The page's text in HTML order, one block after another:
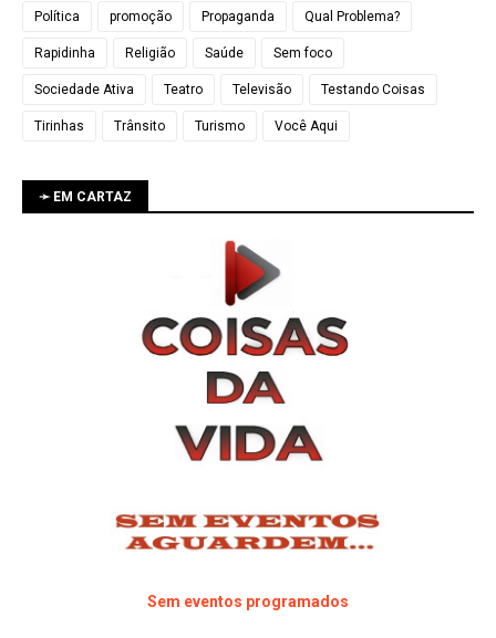
Política promoção Propaganda Qual Problema?
Rapidinha Religião Saúde Sem foco
Sociedade Ativa Teatro Televisão Testando Coisas
Tirinhas Trânsito Turismo Você Aqui
➛ EM CARTAZ
Sem eventos programados